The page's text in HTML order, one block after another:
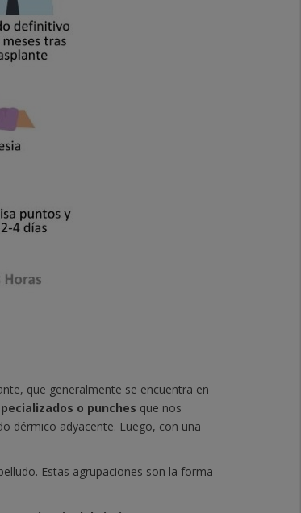
que generalmente se encuentra en
o punches que nos
dérmico adyacente. Luego, con una
Estas agrupaciones son la forma